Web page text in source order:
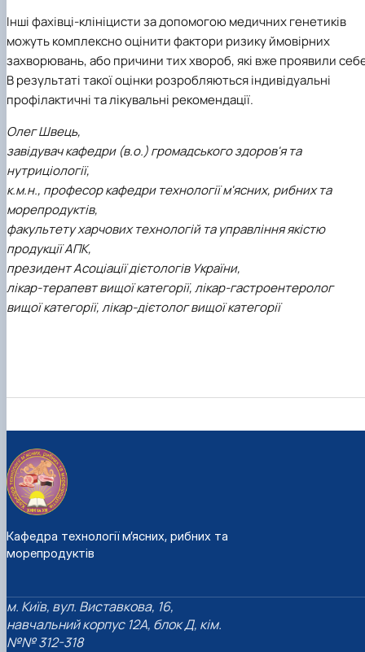
Інші фахівці-клініцисти за допомогою медичних генетиків
можуть комплексно оцінити фактори ризику ймовірних
захворювань, або причини тих хвороб, які вже проявили
В результаті такої оцінки розробляються індивідуальні
профілактичні та лікувальні рекомендації.
Олег Швець,
завідувач кафедри (в.о.) громадського здоров'я та
нутриціології,
к.м.н., професор кафедри технології м'ясних, рибних та
морепродуктів,
факультету харчових технологій та управління якістю
продукції АПК,
президент Асоціації дієтологів України,
лікар-терапевт вищої категорії, лікар-гастроентеролог
вищої категорії, лікар-дієтолог вищої категорії
Кафедра технології м’ясних, рибних та
морепродуктів
м. Київ, вул. Виставкова, 16,
навчальний корпус 12А, блок Д, кім.
№№ 312-318